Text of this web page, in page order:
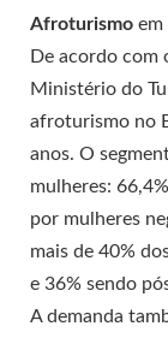
Afroturismo em
De acordo com
Ministério do
afroturismo no
anos. O
mulheres:
por mulheres
mais de 40%
e 36% sendo
A demanda